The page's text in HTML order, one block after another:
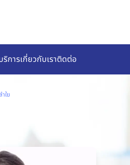
ริการเกี่ยวกับเราติดต่อ
ใย